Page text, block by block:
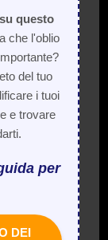
questo
che l'oblio
del tuo
i tuoi
e trovare
per
DEI